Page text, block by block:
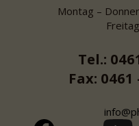
Montag –
Tel.:
Fax: 0461